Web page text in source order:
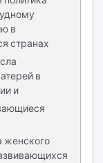
в
странах
в
и
женского